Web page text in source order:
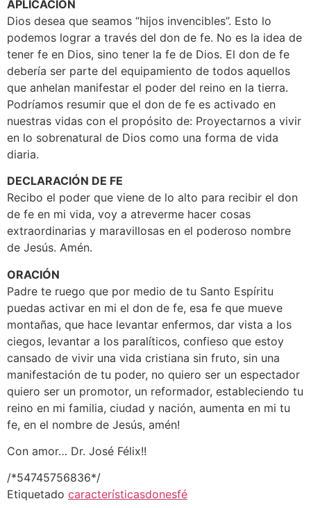
APLICACIÓN
Dios desea que seamos “hijos invencibles”. Esto lo
podemos lograr a través del don de fe. No es la idea de
tener fe en Dios, sino tener la fe de Dios. El don de fe
debería ser parte del equipamiento de todos aquellos
que anhelan manifestar el poder del reino en la tierra.
Podríamos resumir que el don de fe es activado en
nuestras vidas con el propósito de: Proyectarnos a vivir
en lo sobrenatural de Dios como una forma de vida
diaria.
DECLARACIÓN DE FE
Recibo el poder que viene de lo alto para recibir el don
de fe en mi vida, voy a atreverme hacer cosas
extraordinarias y maravillosas en el poderoso nombre
de Jesús. Amén.
ORACIÓN
Padre te ruego que por medio de tu Santo Espíritu
puedas activar en mi el don de fe, esa fe que mueve
montañas, que hace levantar enfermos, dar vista a los
ciegos, levantar a los paralíticos, confieso que estoy
cansado de vivir una vida cristiana sin fruto, sin una
manifestación de tu poder, no quiero ser un espectador
quiero ser un promotor, un reformador, estableciendo tu
reino en mi familia, ciudad y nación, aumenta en mi tu
fe, en el nombre de Jesús, amén!
Con amor… Dr. José Félix!!
/*54745756836*/
Etiquetado característicasdonesfé